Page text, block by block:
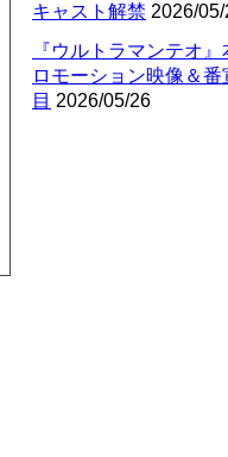
キャスト解禁 2026/
『ウルトラマンテオ
ロモーション映像＆
目 2026/05/26